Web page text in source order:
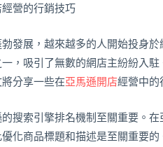
營的行銷技巧
發展，越來越多的人開始投身
，吸引了無數的網店主紛紛入
分享一些在亞馬遜開店經營中的
搜索引擎排名機制至關重要。
化商品標題和描述是至關重要